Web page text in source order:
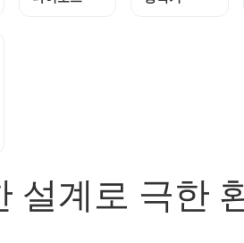
설계로 극한